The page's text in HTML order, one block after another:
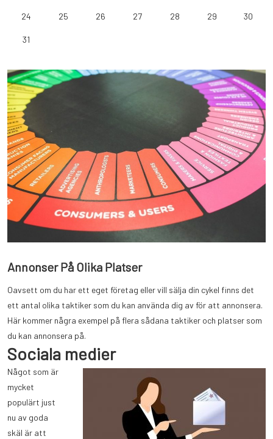
Annonser På Olika Platser
Oavsett om du har ett eget företag eller vill sälja din cykel finns det
ett antal olika taktiker som du kan använda dig av för att annonsera.
Här kommer några exempel på flera sådana taktiker och platser som
du kan annonsera på.
Sociala medier
Något som är
mycket
populärt just
nu av goda
skäl är att
24 25 26 27 28 29 30
31